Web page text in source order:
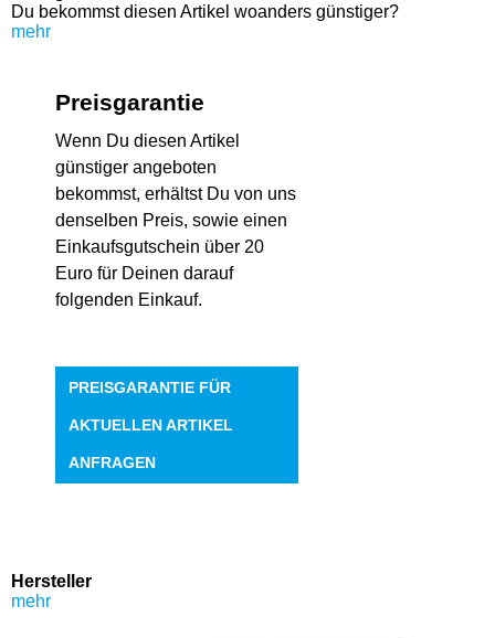
Du bekommst diesen Artikel woanders günstiger?
mehr
Preisgarantie
Wenn Du diesen Artikel
günstiger angeboten
bekommst, erhältst Du von uns
denselben Preis, sowie einen
Einkaufsgutschein über 20
Euro für Deinen darauf
folgenden Einkauf.
PREISGARANTIE FÜR
AKTUELLEN ARTIKEL
ANFRAGEN
Hersteller
mehr